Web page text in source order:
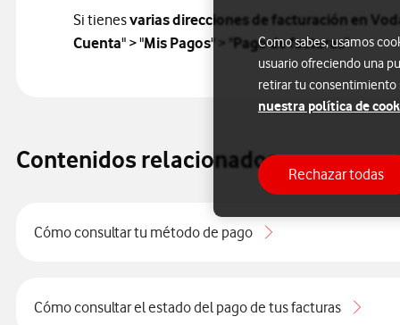
Si tienesvarias direcciones de facturación en
Cuenta" > "Mis Pagos" > " Pago de facturas".
Contenidos relacionados
Cómo consultar tu método de pago
Cómo consultar el estado del pago de tus facturas
Como sabes, usamos
usuario ofreciendo una
retirar tu consentimiento
nuestra política de
Rechazar todas